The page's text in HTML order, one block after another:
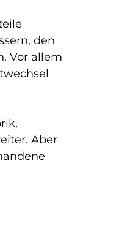
den
Vor allem
Aber